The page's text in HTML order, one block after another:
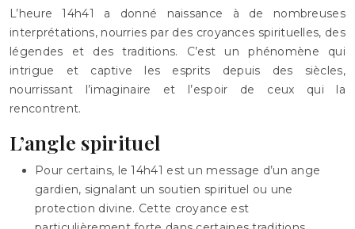
L’heure 14h41 a donné naissance à de nombreuses
interprétations, nourries par des croyances spirituelles, des
légendes et des traditions. C’est un phénomène qui
intrigue et captive les esprits depuis des siècles,
nourrissant l’imaginaire et l’espoir de ceux qui la
rencontrent.
L’angle spirituel
Pour certains, le 14h41 est un message d’un ange
gardien, signalant un soutien spirituel ou une
protection divine. Cette croyance est